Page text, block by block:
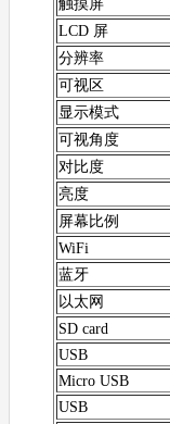
触摸屏
LCD 屏
分辨率
可视区
显示模式
可视角度
对比度
亮度
屏幕比例
WiFi
蓝牙
以太网
SD card
USB
Micro USB
USB